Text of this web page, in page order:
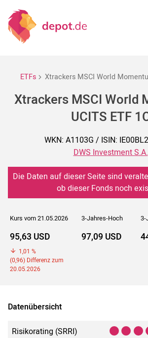
ETFs Xtrackers MSCI World
Xtrackers MSCI World
UCITS ETF
WKN: A1103G / ISIN:
DWS Investment S.A.
Die Daten auf dieser Seite sind
ob dieser Fonds noch
Kurs vom 21.05.2026 3-Jahres-Hoch 3-
95,63 USD
1,01 %
(0,96) Differenz zum
20.05.2026
97,09 USD
Datenübersicht
Risikorating (SRRI)